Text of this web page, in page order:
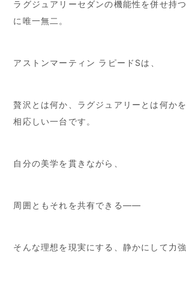
ラグジュアリーセダンの機能性を併せ持
に唯一無二。
アストンマーティン ラピードSは、
贅沢とは何か、ラグジュアリーとは何か
相応しい一台です。
自分の美学を貫きながら、
周囲ともそれを共有できる――
そんな理想を現実にする、静かにして力強